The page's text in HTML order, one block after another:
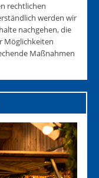
rechtlichen
werden wir
nachgehen, die
Möglichkeiten
Maßnahmen